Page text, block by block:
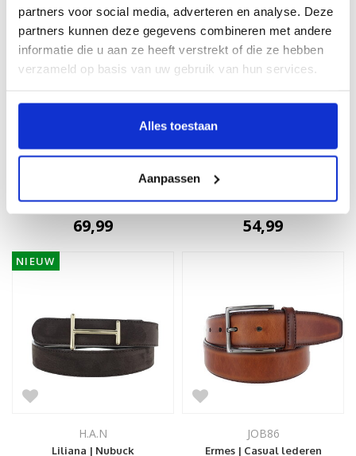
partners voor social media, adverteren en analyse. Deze
partners kunnen deze gegevens combineren met andere
informatie die u aan ze heeft verstrekt of die ze hebben
verzameld op basis van uw gebruik van hun services.
Alles toestaan
Aanpassen
H.A.N
69,99
JOB86
Gino | Leren jeansriem
54,99
NIEUW
H.A.N
Liliana | Nubuck
JOB86
Ermes | Casual lederen